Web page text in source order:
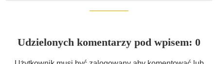
Udzielonych komentarzy pod wpisem: 0